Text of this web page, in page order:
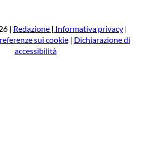
a
| Redazione | Informativa privacy|
sui cookie| Dichiarazione di
accessibilità